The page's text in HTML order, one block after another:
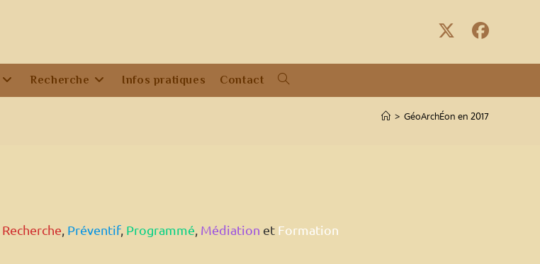
Recherche Infos pratiques Contact Toggle
> GéoArchÉon en 2017
Recherche Préventif, Programmé Médiation et Formation